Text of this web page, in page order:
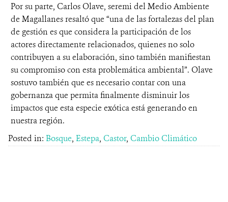
Por su parte, Carlos Olave, seremi del Medio Ambiente
de Magallanes resaltó que “una de las fortalezas del plan
de gestión es que considera la participación de los
actores directamente relacionados, quienes no solo
contribuyen a su elaboración, sino también manifiestan
su compromiso con esta problemática ambiental”. Olave
sostuvo también que es necesario contar con una
gobernanza que permita finalmente disminuir los
impactos que esta especie exótica está generando en
nuestra región.
Posted in: Bosque, Estepa, Castor, Cambio Climático